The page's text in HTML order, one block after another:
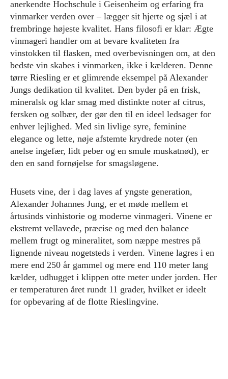
anerkendte Hochschule i Geisenheim og erfaring fra
vinmarker verden over – lægger sit hjerte og sjæl i at
frembringe højeste kvalitet. Hans filosofi er klar: Ægte
vinmageri handler om at bevare kvaliteten fra
vinstokken til flasken, med overbevisningen om, at den
bedste vin skabes i vinmarken, ikke i kælderen. Denne
tørre Riesling er et glimrende eksempel på Alexander
Jungs dedikation til kvalitet. Den byder på en frisk,
mineralsk og klar smag med distinkte noter af citrus,
fersken og solbær, der gør den til en ideel ledsager for
enhver lejlighed. Med sin livlige syre, feminine
elegance og lette, nøje afstemte krydrede noter (en
anelse ingefær, lidt peber og en smule muskatnød), er
den en sand fornøjelse for smagsløgene.
Husets vine, der i dag laves af yngste generation,
Alexander Johannes Jung, er et møde mellem et
årtusinds vinhistorie og moderne vinmageri. Vinene er
ekstremt vellavede, præcise og med den balance
mellem frugt og mineralitet, som næppe mestres på
lignende niveau nogetsteds i verden. Vinene lagres i en
mere end 250 år gammel og mere end 110 meter lang
kælder, udhugget i klippen otte meter under jorden. Her
er temperaturen året rundt 11 grader, hvilket er ideelt
for opbevaring af de flotte Rieslingvine.